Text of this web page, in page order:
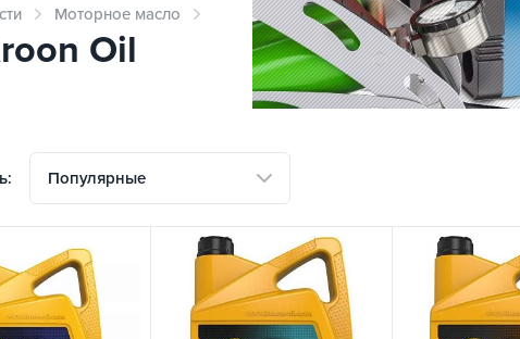
Моторное масло
Oil
Популярные